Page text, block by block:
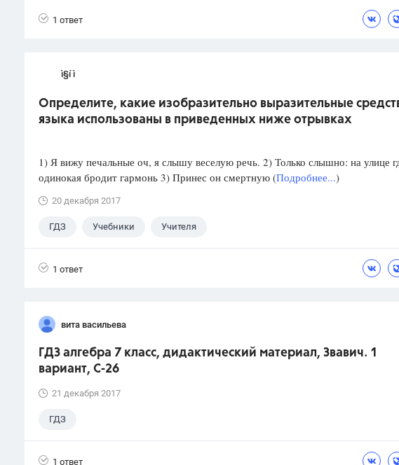
1 ответ
ì§í ì 
Определите, какие изобразительно выразительные
языка использованы в приведенных ниже отрывках
1) Я вижу печальные оч, я слышу веселую речь. 2) Только слышно: на улице
одинокая бродит гармонь 3) Принес он смертную (Подробнее...)
20 декабря 2017
ГДЗ Учебники Учителя
1 ответ
вита васильева
ГДЗ алгебра 7 класс, дидактический материал, Звавич. 1
вариант, С-26
21 декабря 2017
ГДЗ
1 ответ